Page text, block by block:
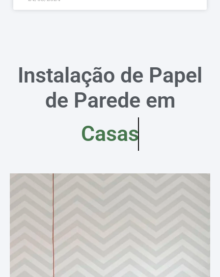
Instalação de Papel
de Parede em
Casas